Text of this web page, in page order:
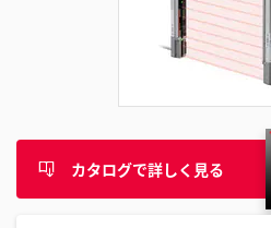
カタログで詳しく見る